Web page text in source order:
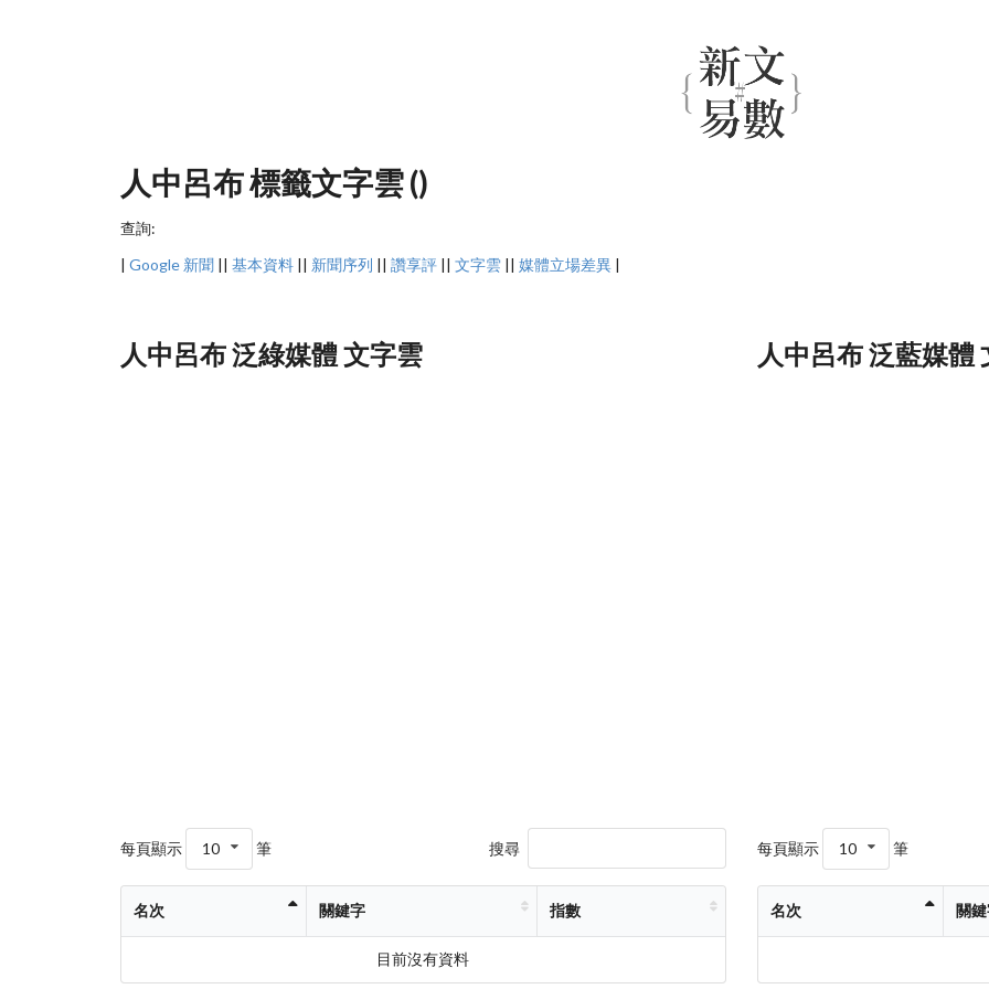
人中呂布 標籤文字雲 ()
查詢:
| Google 新聞|| 基本資料|| 新聞序列 || 讚享評|| 文字雲|| 媒體立場差異|
人中呂布 泛綠媒體 文字雲
每頁顯示 10 筆 搜尋
名次 關鍵字 指數
目前沒有資料
人中呂布 泛藍媒體
每頁顯示 10 筆
名次 關